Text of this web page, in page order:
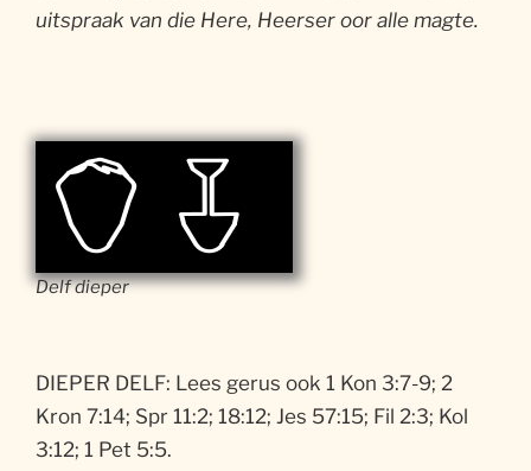
uitspraak van die Here, Heerser oor alle magte.
Delf dieper
DIEPER DELF: Lees gerus ook 1 Kon 3:7-9; 2
Kron 7:14; Spr 11:2; 18:12; Jes 57:15; Fil 2:3; Kol
3:12; 1 Pet 5:5.